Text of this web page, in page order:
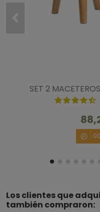
SET 2
00
Los clientes que
también compraron: